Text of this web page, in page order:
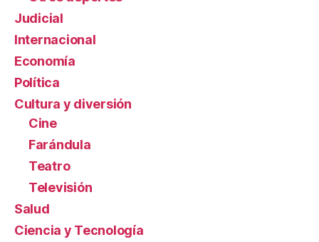
Judicial
Internacional
Economía
Política
Cultura y diversión
Cine
Farándula
Teatro
Televisión
Salud
Ciencia y Tecnología